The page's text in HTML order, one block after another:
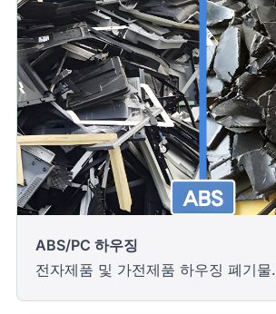
ABS/PC 하우징
전자제품 및 가전제품 하우징 폐기물.